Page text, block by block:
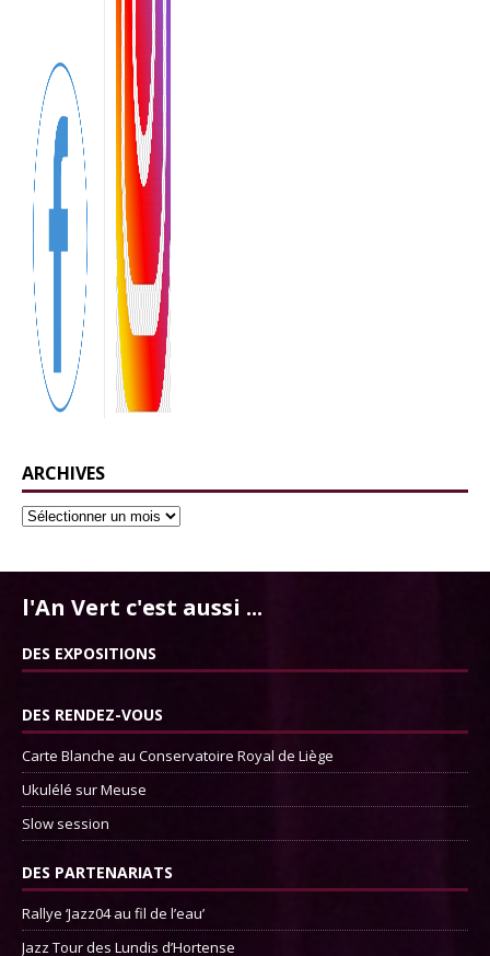
ARCHIVES
l'An Vert c'est aussi ...
DES EXPOSITIONS
DES RENDEZ-VOUS
Carte Blanche au Conservatoire Royal de Liège
Ukulélé sur Meuse
Slow session
DES PARTENARIATS
Rallye ‘Jazz04 au fil de l’eau’
Jazz Tour des Lundis d’Hortense